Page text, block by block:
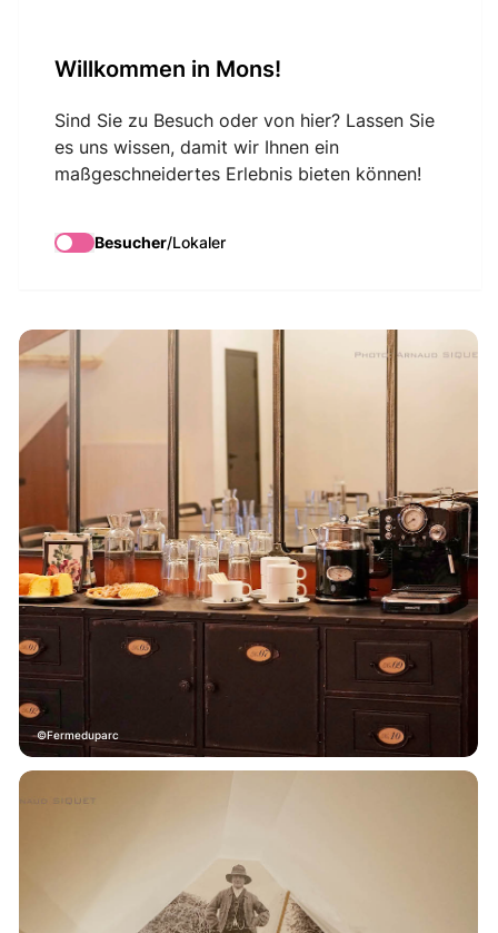
Willkommen in Mons!
Sind Sie zu Besuch oder von hier? Lassen Sie
es uns wissen, damit wir Ihnen ein
maßgeschneidertes Erlebnis bieten können!
Besucher/Lokaler
Salle Polyvalente
L'écurie
Fermeduparc